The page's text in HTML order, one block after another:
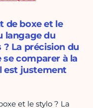
de boxe et le
langage du
La précision du
comparer à la
est justement
et le stylo ? La